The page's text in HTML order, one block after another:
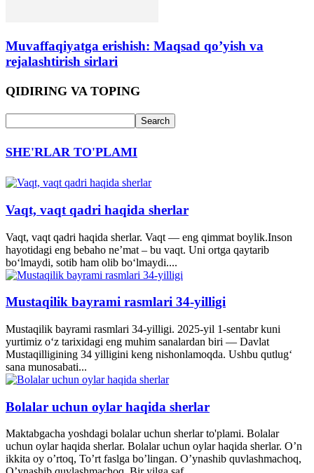
Muvaffaqiyatga erishish: Maqsad qo’yish va
rejalashtirish sirlari
QIDIRING VA TOPING
SHE'RLAR TO'PLAMI
Vaqt, vaqt qadri haqida sherlar
Vaqt, vaqt qadri haqida sherlar. Vaqt — eng qimmat boylik.Inson
hayotidagi eng bebaho ne’mat – bu vaqt. Uni ortga qaytarib
bo‘lmaydi, sotib ham olib bo‘lmaydi....
Mustaqilik bayrami rasmlari 34-yilligi
Mustaqilik bayrami rasmlari 34-yilligi. 2025-yil 1-sentabr kuni
yurtimiz o‘z tarixidagi eng muhim sanalardan biri — Davlat
Mustaqilligining 34 yilligini keng nishonlamoqda. Ushbu qutlug‘
sana munosabati...
Bolalar uchun oylar haqida sherlar
Maktabgacha yoshdagi bolalar uchun sherlar to'plami. Bolalar
uchun oylar haqida sherlar. Bolalar uchun oylar haqida sherlar. O’n
ikkita oy o’rtoq, To’rt faslga bo’lingan. O’ynashib quvlashmachoq,